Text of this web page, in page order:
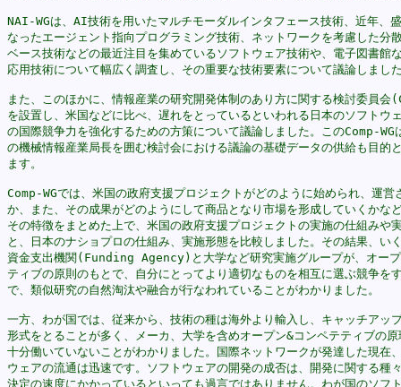
NAI-WGは、AI技術を用いたマルチモーダルインタフェース技術、近年、
なったエージェント指向プログラミング技術、ネットワークを考慮した分
ベース技術などの最近注目を集めているソフトウェア技術や、電子図書館
応用技術について幅広く調査し、その重要な技術要素について議論しまし
また、このほかに、情報産業の研究開発体制のあり方に関する検討委員会
を設置し、米国などに比べ、遅れをとっているといわれる日本のソフトウ
の国際競争力を強化するための方策について議論しました。このComp-WG
の機械情報産業局長を囲む検討会における議論の基礎データの供給も目的
ます。
Comp-WGでは、米国の政府支援プロジェクトがどのように始められ、運営
か、また、その成果がどのようにして商品となり市場を形成していくかな
その特徴をまとめた上で、米国の政府支援プロジェクトの実施の仕組みや
と、日本のナショプロの仕組み、実施形態を比較しました。その結果、い
資金支出機関(Funding Agency)と大学など研究実施グループが、オープ
ティブの原則のもとで、自分にとってより適切なものを相互に選ぶ競争を
で、類似研究の自然淘汰や融合が行なわれていることがわかりました。
一方、わが国では、従来から、技術の種は海外より輸入し、キャッチアッ
形式をとることが多く、メーカ、大学を含めオープン&コンペテティブの原
十分働いていないことがわかりました。国際ネットワークが発達した現在
ウェアの流通は迅速です。ソフトウェアの開発の成否は、開発に関する種
決定の速度にかかっているといっても過言ではありません。わが国のソフ